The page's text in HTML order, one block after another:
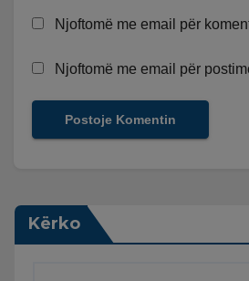
Njoftomë me email për
Njoftomë me email për
Kërko